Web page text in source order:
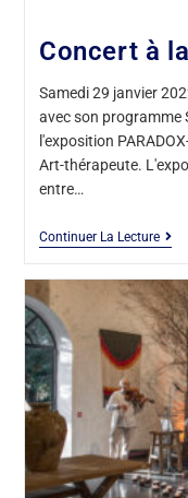
Concert à
Samedi 29 janvier
avec son programme
l'exposition
Art-thérapeute.
entre…
Continuer La Lecture